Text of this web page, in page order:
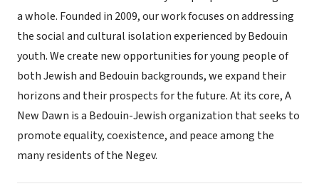
a whole. Founded in 2009, our work focuses on addressing
the social and cultural isolation experienced by Bedouin
youth. We create new opportunities for young people of
both Jewish and Bedouin backgrounds, we expand their
horizons and their prospects for the future. At its core, A
New Dawn is a Bedouin-Jewish organization that seeks to
promote equality, coexistence, and peace among the
many residents of the Negev.